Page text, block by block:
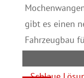
gibt es einen
Fahrzeugbau